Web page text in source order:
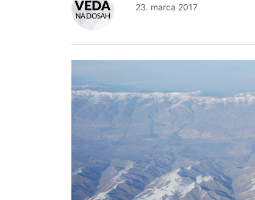
23. marca 2017